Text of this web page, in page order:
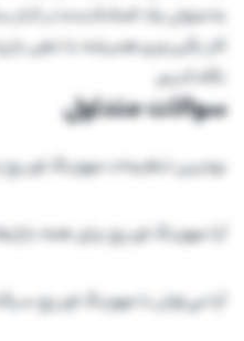
به‌عنوان یک کمک‌کننده در کنار
کار بگیریم و همیشه با ذهن باز
نگاه کنیم.
سوالات متداول
بهترین تنظیمات مووینگ
آیا مووینگ اوریج برای همه
آیا می‌توان با مووینگ اوریج